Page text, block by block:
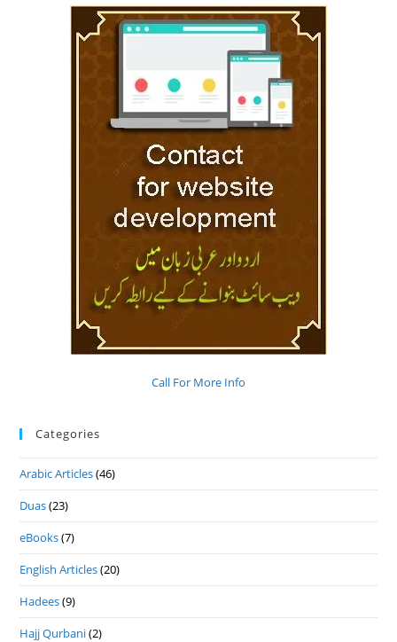
Call For More Info
Categories
Arabic Articles(46)
Duas(23)
eBooks(7)
English Articles(20)
Hadees(9)
Hajj Qurbani(2)